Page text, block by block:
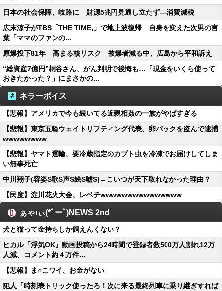
日本の社会保障、岐路に 財源5兆円見通し立たず―消費減税
広末涼子がTBS「THE TIME,」で地上波復帰 自身を変えた次男の言
葉「ママのファンの...
原爆投下81年 高まる核リスク 被爆者減る中、広島から平和訴え
“総資産7億円”桐谷さん、がん判明で後悔も…「現金をいくら使って
おきたかった？」にまさかの...
ネラーボイス
【悲報】アメリカで今も続いてる近親相姦の一族がやばすぎる
【悲報】東京五輪ウェイトリフティング代表、卵パックを盗んで逮捕
wwwwwwww
【悲報】ヤマト運輸、要冷蔵指定のカブト虫を冷凍でお届けしてしま
い無事死亡
中川翔子(容姿S歌S声S絵S嘘S)←こいつが天下取れなかった理由？
【民度】淀川花火大会、レベチwwwwwwwwwwwwwww
ぁゃιぃ(*ﾟーﾟ)NEWS 2nd
犬と猫って金持ちしか飼えんくない？
ヒカル「浮気OK」動画投稿から24時間で登録者数500万人割れ12万
人減、コメント約４万件...
【悲報】ま○こワイ、お金がない
犯人「時刻表トリック使ったろ！次に来る最終列車に乗り継ぎすれば